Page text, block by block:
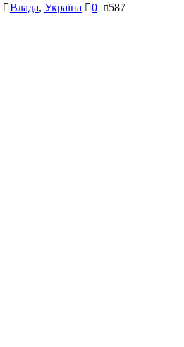
Влада, Україна 0 587